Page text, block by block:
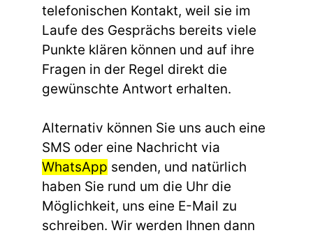
telefonischen Kontakt, weil sie im
Laufe des Gesprächs bereits viele
Punkte klären können und auf ihre
Fragen in der Regel direkt die
gewünschte Antwort erhalten.
Alternativ können Sie uns auch eine
SMS oder eine Nachricht via
WhatsApp senden, und natürlich
haben Sie rund um die Uhr die
Möglichkeit, uns eine E-Mail zu
schreiben. Wir werden Ihnen dann